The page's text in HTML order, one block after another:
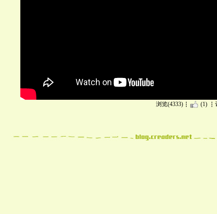
浏览(4333) (1)